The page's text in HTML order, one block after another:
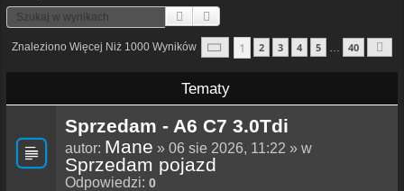
Szukaj
Znaleziono Więcej Niż 1000 Wyników Strona1 40
1 2 3 4 5 40
Tematy
Sprzedam - A6 C7 3.0Tdi
autor: Mane » 06 sie 2026, 11:22 » w
Sprzedam pojazd
Odpowiedzi: 0